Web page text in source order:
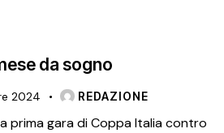
da sogno
2024 REDAZIONE
prima gara di Coppa Italia contro